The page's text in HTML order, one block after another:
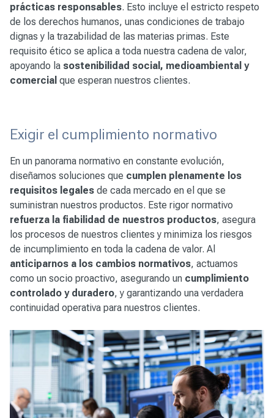
prácticas responsables. Esto incluye el estricto respeto
de los derechos humanos, unas condiciones de trabajo
dignas y la trazabilidad de las materias primas. Este
requisito ético se aplica a toda nuestra cadena de valor,
apoyando la sostenibilidad social, medioambiental y
comercial que esperan nuestros clientes.
Exigir el cumplimiento normativo
En un panorama normativo en constante evolución,
diseñamos soluciones que cumplen plenamente los
requisitos legales de cada mercado en el que se
suministran nuestros productos. Este rigor normativo
refuerza la fiabilidad de nuestros productos, asegura
los procesos de nuestros clientes y minimiza los riesgos
de incumplimiento en toda la cadena de valor. Al
anticiparnos a los cambios normativos, actuamos
como un socio proactivo, asegurando un cumplimiento
controlado y duradero, y garantizando una verdadera
continuidad operativa para nuestros clientes.